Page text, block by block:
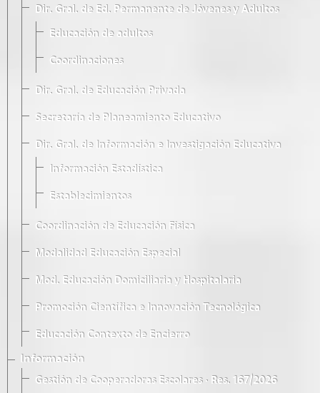
Dir. Gral. de Ed. Permanente de Jóvenes y Adultos
Educación de adultos
Coordinaciones
Dir. Gral. de Educación Privada
Secretaría de Planeamiento Educativo
Dir. Gral. de Información e Investigación Educativa
Información Estadística
Establecimientos
Coordinación de Educación Física
Modalidad Educación Especial
Mod. Educación Domiciliaria y Hospitalaria
Promoción Científica e Innovación Tecnológica
Educación Contexto de Encierro
Información
Gestión de Cooperadoras Escolares · Res. 167/2026